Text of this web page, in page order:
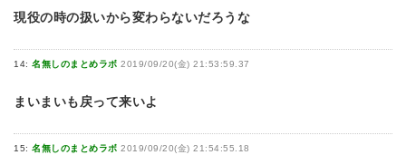
現役の時の扱いから変わらないだろうな
14: 名無しのまとめラボ 2019/09/20(金) 21:53:59.37
まいまいも戻って来いよ
15: 名無しのまとめラボ 2019/09/20(金) 21:54:55.18